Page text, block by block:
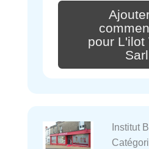
pour L'ilot
Sarl
Institut